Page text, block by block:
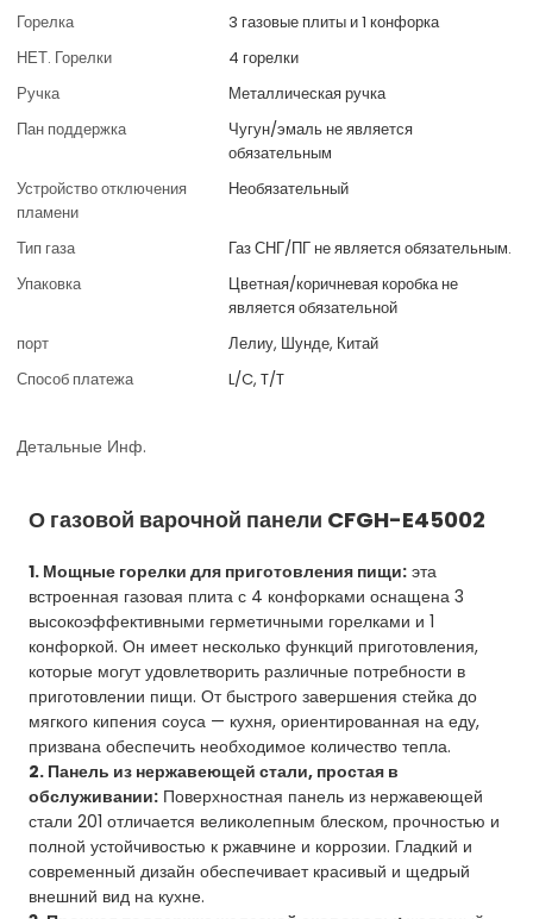
Горелка
3 газовые плиты и 1 конфорка
НЕТ. Горелки
4 горелки
Ручка
Металлическая ручка
Пан поддержка
Чугун/эмаль не является
обязательным
Устройство отключения
пламени
Необязательный
Тип газа
Газ СНГ/ПГ не является обязательным.
Упаковка
Цветная/коричневая коробка не
является обязательной
порт
Лелиу, Шунде, Китай
Способ платежа
L/C, T/T
Детальные Инф.
О газовой варочной панели CFGH-E45002
1. Мощные горелки для приготовления пищи: эта
встроенная газовая плита с 4 конфорками оснащена 3
высокоэффективными герметичными горелками и 1
конфоркой. Он имеет несколько функций приготовления,
которые могут удовлетворить различные потребности в
приготовлении пищи. От быстрого завершения стейка до
мягкого кипения соуса — кухня, ориентированная на еду,
призвана обеспечить необходимое количество тепла.
2. Панель из нержавеющей стали, простая в
обслуживании: Поверхностная панель из нержавеющей
стали 201 отличается великолепным блеском, прочностью и
полной устойчивостью к ржавчине и коррозии. Гладкий и
современный дизайн обеспечивает красивый и щедрый
внешний вид на кухне.